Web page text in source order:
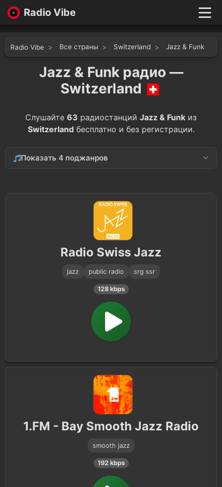
Radio Vibe
New
Genres
Top 100
Radio Vibe Все страны Switzerland Jazz & Funk
Jazz & Funk радио —
Switzerland
Слушайте 63 радиостанций Jazz & Funk из
Switzerland бесплатно и без регистрации.
Показать 4 поджанров
Radio Swiss Jazz
jazz public radio srg ssr
128 kbps
1.FM - Bay Smooth Jazz Radio
smooth jazz
192 kbps